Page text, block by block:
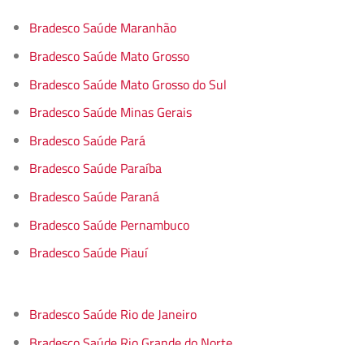
Bradesco Saúde Maranhão
Bradesco Saúde Mato Grosso
Bradesco Saúde Mato Grosso do Sul
Bradesco Saúde Minas Gerais
Bradesco Saúde Pará
Bradesco Saúde Paraíba
Bradesco Saúde Paraná
Bradesco Saúde Pernambuco
Bradesco Saúde Piauí
Bradesco Saúde Rio de Janeiro